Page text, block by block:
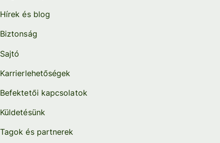
Hírek és blog
Biztonság
Sajtó
Karrierlehetőségek
Befektetői kapcsolatok
Küldetésünk
Tagok és partnerek